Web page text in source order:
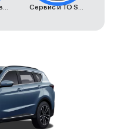
Преимущества автомобилей Soueast Сервис и ТО Soueast